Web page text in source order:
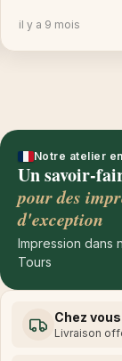
il y a 9 mois
Notre atelier
Un savoir-
pour des
d'exception
Impression dans
Tours
Chez
Livraison